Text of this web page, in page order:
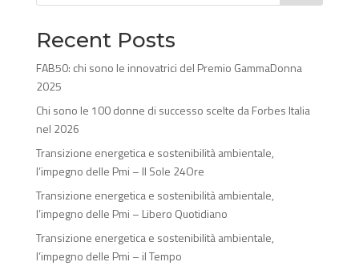
Recent Posts
FAB50: chi sono le innovatrici del Premio GammaDonna
2025
Chi sono le 100 donne di successo scelte da Forbes Italia
nel 2026
Transizione energetica e sostenibilità ambientale,
l’impegno delle Pmi – Il Sole 24Ore
Transizione energetica e sostenibilità ambientale,
l’impegno delle Pmi – Libero Quotidiano
Transizione energetica e sostenibilità ambientale,
l’impegno delle Pmi – il Tempo